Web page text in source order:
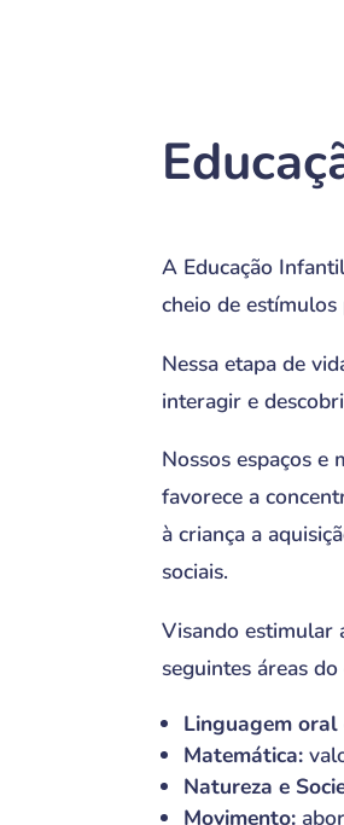
A Educação
cheio de
Nessa etapa de
interagir e
Nossos espaços e
favorece a
à criança a
sociais.
Visando estimular
seguintes áreas
Linguagem oral
Matemática:
Natureza e
Movimento: